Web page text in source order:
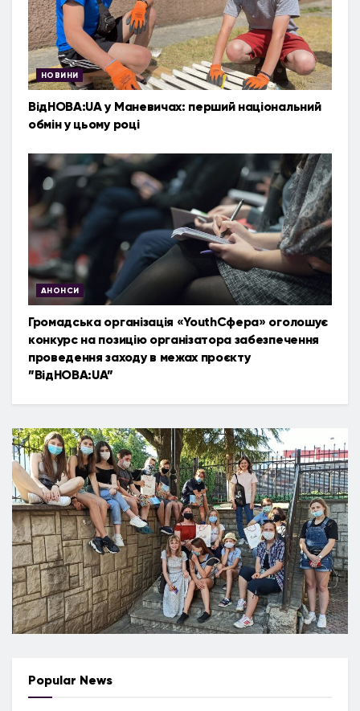
НОВИНИ
ВідНОВА:UA у Маневичах: перший національний
обмін у цьому році
АНОНСИ
Громадська організація «YouthСфера» оголошує
конкурс на позицію організатора забезпечення
проведення заходу в межах проєкту
”ВідНОВА:UA”
Popular News